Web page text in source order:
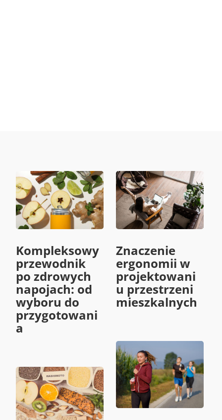
Kompleksowy
przewodnik
po zdrowych
napojach: od
wyboru do
przygotowani
a
Znaczenie
ergonomii w
projektowani
u przestrzeni
mieszkalnych